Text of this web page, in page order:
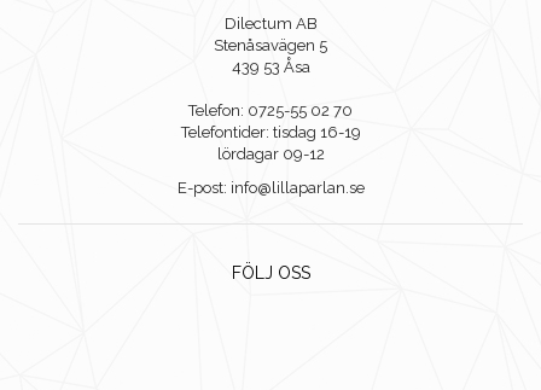
Dilectum AB
Stenåsavägen 5
439 53 Åsa
Telefon: 0725-55 02 70
Telefontider: tisdag 16-19
lördagar 09-12
E-post: info@lillaparlan.se
FÖLJ OSS